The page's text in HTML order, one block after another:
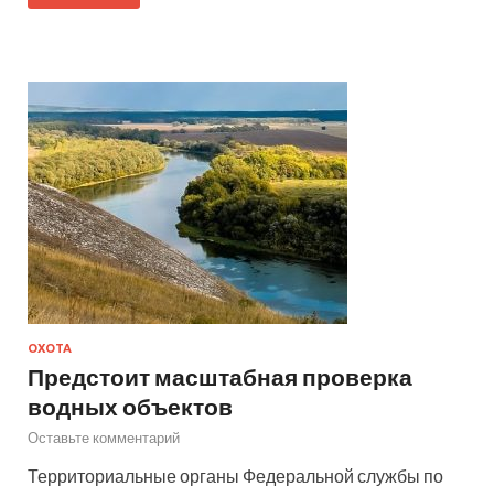
ОХОТА
Предстоит масштабная проверка
водных объектов
Оставьте комментарий
Территориальные органы Федеральной службы по